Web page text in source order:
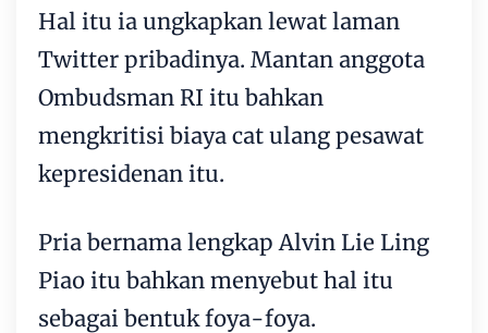
Hal itu ia ungkapkan lewat laman
Twitter pribadinya. Mantan anggota
Ombudsman RI itu bahkan
mengkritisi biaya cat ulang pesawat
kepresidenan itu.
Pria bernama lengkap Alvin Lie Ling
Piao itu bahkan menyebut hal itu
sebagai bentuk foya-foya.